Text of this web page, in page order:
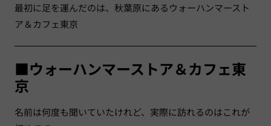
最初に足を運んだのは、秋葉原にあるウォーハンマースト
ア＆カフェ東京
■ウォーハンマーストア＆カフェ東
京
名前は何度も聞いていたけれど、実際に訪れるのはこれが